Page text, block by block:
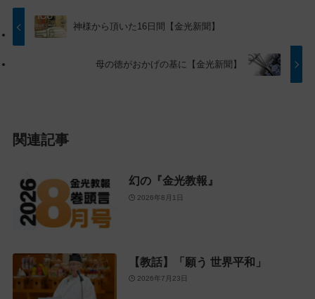
ッ
プ
に
動
す
る
神様から頂いた16日間【金光新聞】
母の徳がおかげの基に【金光新聞】
関連記事
幻の『金光教報』
2026年8月1日
【教話】「願う 世界平和」
2026年7月23日